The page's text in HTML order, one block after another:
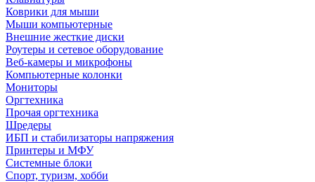
Коврики для мыши
Мыши компьютерные
Внешние жесткие диски
Роутеры и сетевое оборудование
Веб-камеры и микрофоны
Компьютерные колонки
Мониторы
Оргтехника
Прочая оргтехника
Шредеры
ИБП и стабилизаторы напряжения
Принтеры и МФУ
Системные блоки
Спорт, туризм, хобби